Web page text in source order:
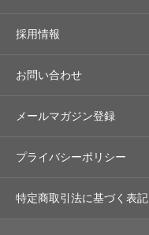
採用情報
お問い合わせ
メールマガジン登録
プライバシーポリシー
特定商取引法に基づく表記